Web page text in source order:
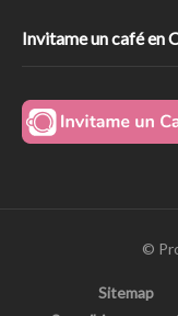
Invitame un café en
©
Sitemap